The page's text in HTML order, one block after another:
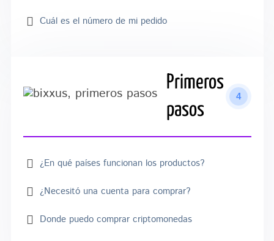
Cuál es el número de mi pedido
Primeros
pasos
4
¿En qué países funcionan los productos?
¿Necesitó una cuenta para comprar?
Donde puedo comprar criptomonedas